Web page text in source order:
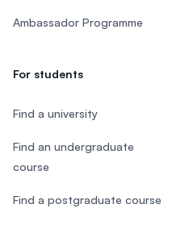
Ambassador Programme
For students
Find a university
Find an undergraduate
course
Find a postgraduate course